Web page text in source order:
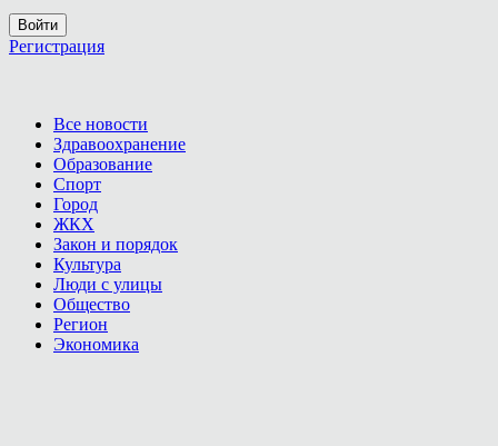
Войти
Регистрация
Все новости
Здравоохранение
Образование
Спорт
Город
ЖКХ
Закон и порядок
Культура
Люди с улицы
Общество
Регион
Экономика